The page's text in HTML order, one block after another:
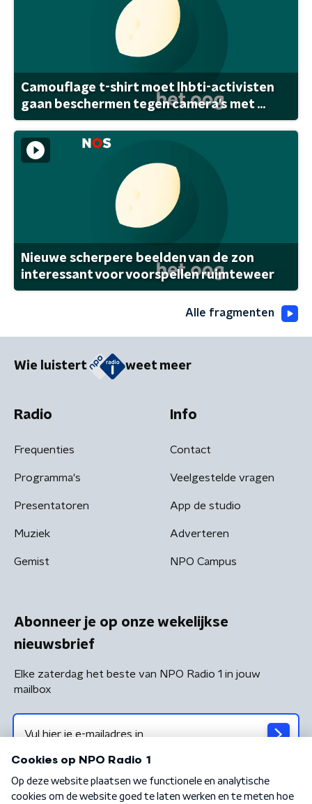
Camouflage t-shirt moet lhbti-activisten
gaan beschermen tegen camera's met ...
Nieuwe scherpere beelden van de zon
interessant voor voorspellen ruimteweer
Alle fragmenten
Wie luistert weet meer
Radio
Frequenties
Programma's
Presentatoren
Muziek
Gemist
Info
Contact
Veelgestelde vragen
App de studio
Adverteren
NPO Campus
Abonneer je op onze wekelijkse
nieuwsbrief
Elke zaterdag het beste van NPO Radio 1 in jouw
mailbox